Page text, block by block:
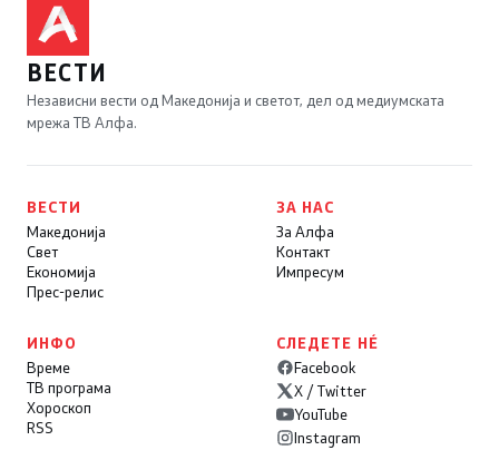
ВЕСТИ
Независни вести од Македонија и светот, дел од медиумската
мрежа ТВ Алфа.
ВЕСТИ
Македонија
Свет
Економија
Прес-релис
ЗА НАС
За Алфа
Контакт
Импресум
ИНФО
Време
ТВ програма
Хороскоп
RSS
СЛЕДЕТЕ НÉ
Facebook
X / Twitter
YouTube
Instagram